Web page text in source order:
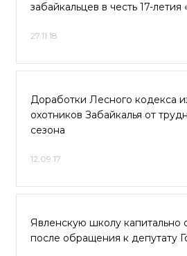
забайкальцев в честь 17-
27.11.18
Доработки Лесного кодекса
охотников Забайкалья от
сезона
12.09.17
​Явленскую школу капитально
после обращения к депутату